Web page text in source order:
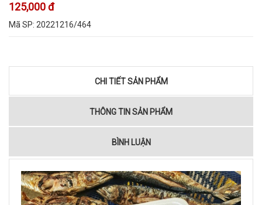
125,000 đ
Mã SP: 20221216/464
CHI TIẾT SẢN PHẨM
THÔNG TIN SẢN PHẨM
BÌNH LUẬN